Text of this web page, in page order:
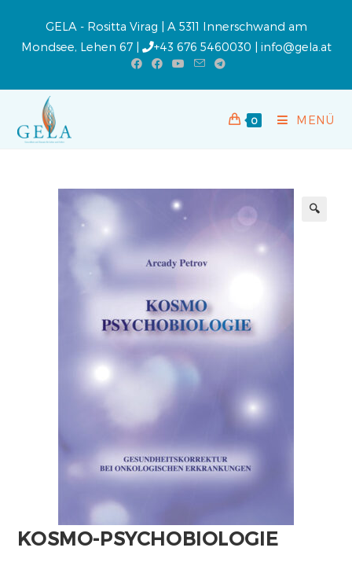
GELA - Rositta Virag | A 5311 Innerschwand am
Mondsee, Lehen 67 |
+43 676 5460030 | info@gela.at
0 MENÜ
KOSMO-PSYCHOBIOLOGIE